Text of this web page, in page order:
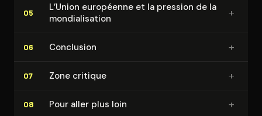
05
L’Union européenne et la pression de la
mon­dia­li­sa­tion
+
06 Conclusion +
07 Zone critique +
08 Pour aller plus loin +